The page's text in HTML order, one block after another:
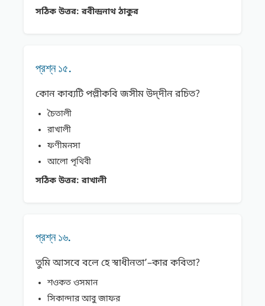
সঠিক উত্তর: রবীন্দ্রনাথ ঠাকুর
প্রশ্ন ১৫.
কোন কাব্যটি পল্লীকবি জসীম উদ্‌দীন রচিত?
চৈতালী
রাখালী
ফণীমনসা
আলাে পৃথিবী
সঠিক উত্তর: রাখালী
প্রশ্ন ১৬.
তুমি আসবে বলে হে স্বাধীনতা’–কার কবিতা?
শওকত ওসমান
সিকান্দার আবু জাফর